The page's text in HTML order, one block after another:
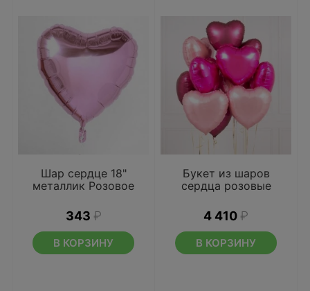
Шар сердце 18"
металлик Розовое
343 ₽
В КОРЗИНУ
Букет из шаров
сердца розовые
4 410 ₽
В КОРЗИНУ